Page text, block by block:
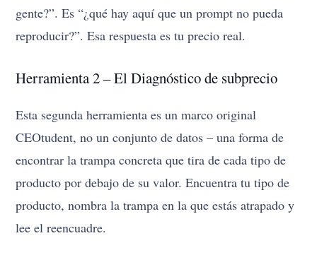
gente?”. Es “¿qué hay aquí que un prompt no pueda
reproducir?”. Esa respuesta es tu precio real.
Herramienta 2 – El Diagnóstico de subprecio
Esta segunda herramienta es un marco original
CEOtudent, no un conjunto de datos – una forma de
encontrar la trampa concreta que tira de cada tipo de
producto por debajo de su valor. Encuentra tu tipo de
producto, nombra la trampa en la que estás atrapado y
lee el reencuadre.